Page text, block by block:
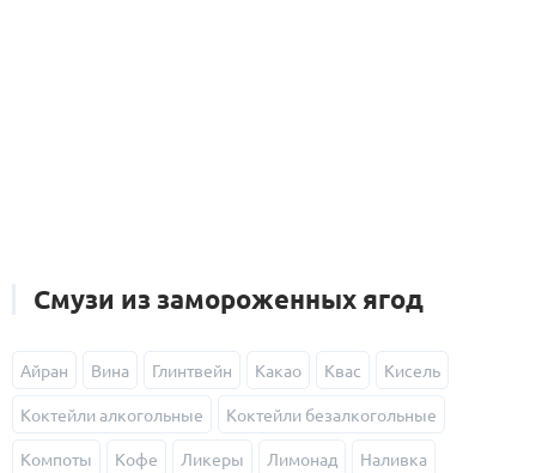
Смузи из замороженных ягод
Айран Вина Глинтвейн Какао Квас Кисель
Коктейли алкогольные Коктейли безалкогольные
Компоты Кофе Ликеры Лимонад Наливка